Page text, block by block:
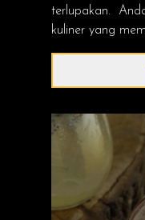
terlupakan.
kuliner yang